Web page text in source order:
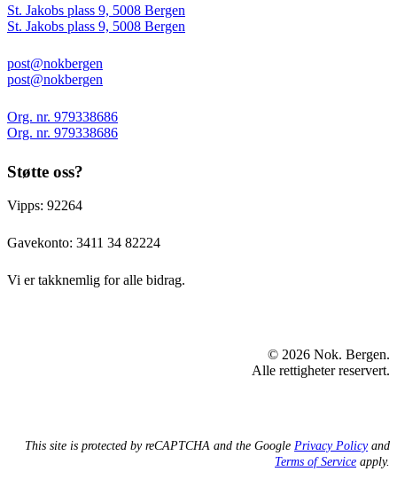
St. Jakobs plass 9, 5008 Bergen
St. Jakobs plass 9, 5008 Bergen
post@nokbergen
post@nokbergen
Org. nr. 979338686
Org. nr. 979338686
Støtte oss?
Vipps: 92264
Gavekonto: 3411 34 82224
Vi er takknemlig for alle bidrag.
© 2026 Nok. Bergen.
Alle rettigheter reservert.
This site is protected by reCAPTCHA and the Google Privacy Policyand
Terms of Service apply.